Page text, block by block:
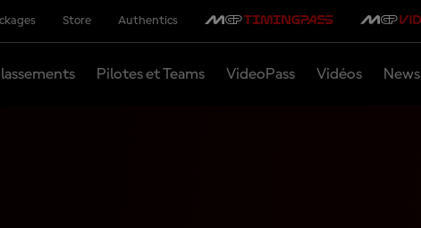
Store Authentics
Pilotes et Teams VideoPass Vidéos News